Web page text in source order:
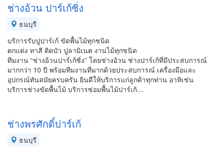
ช่างอ้วน ปาร์เก้ซิ่ง
ธนบุรี
บริการรับปูปาร์เก้ ขัดพื้นไม้ทุกชนิด
ตกแต่ง ทาสี ติดบัว ปูลามิเนต งานไม้ทุกชนิด
ทีมงาน “ช่างอ้วนปาร์เก้ซิ่ง” โดยช่างอ้วน ช่างปาร์เก้ที่มีประสบการณ์
มากกว่า 10 ปี พร้อมทีมงานที่มากด้วยประสบการณ์ เครื่องมือและ
อุปกรณ์ทันสมัยครบครัน ยินดีให้บริการแก่ลูกค้าทุกท่าน อาทิเช่น
บริการช่างขัดพื้นไม้ บริการซ่อมพื้นไม้ปาร์เก้…
ช่างพรศักดิ์ปาร์เก้
ธนบุรี